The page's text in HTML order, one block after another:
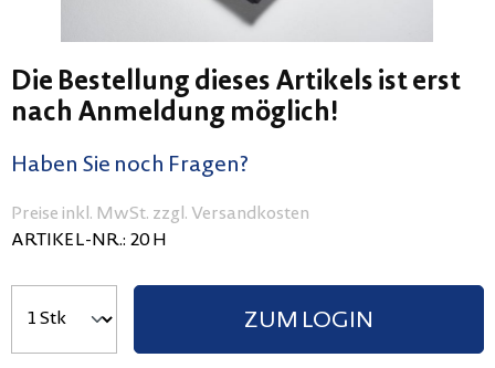
Die Bestellung dieses Artikels ist erst
nach Anmeldung möglich!
Haben Sie noch Fragen?
Preise inkl. MwSt. zzgl. Versandkosten
ARTIKEL-NR.: 20 H
ZUM LOGIN